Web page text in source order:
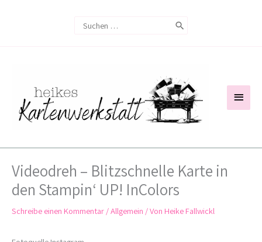
Search
Videodreh – Blitzschnelle Karte in
den Stampin‘ UP! InColors
Schreibe einen Kommentar /Allgemein / Von Heike Fallwickl